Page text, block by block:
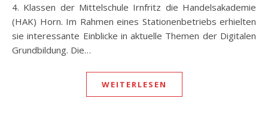
4. Klassen der Mittelschule Irnfritz die Handelsakademie
(HAK) Horn. Im Rahmen eines Stationenbetriebs erhielten
sie interessante Einblicke in aktuelle Themen der Digitalen
Grundbildung. Die…
WEITERLESEN